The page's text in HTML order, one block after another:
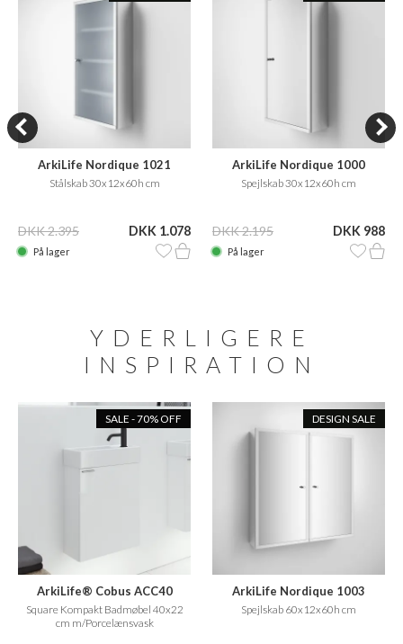
ArkiLife Nordique 1021
Stålskab 30x12x60h cm
DKK 2.395 DKK 1.078
På lager
ArkiLife Nordique 1000
Spejlskab 30x12x60h cm
DKK 2.195 DKK 988
På lager
YDERLIGERE
INSPIRATION
SALE - 70% OFF
ArkiLife® Cobus ACC40
Square Kompakt Badmøbel 40x22
cm m/Porcelænsvask
DESIGN SALE
ArkiLife Nordique 1003
Spejlskab 60x12x60h cm